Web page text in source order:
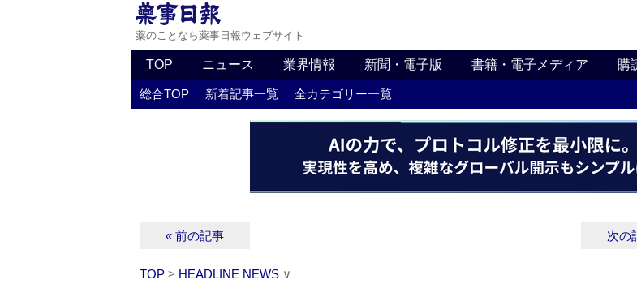
薬のことなら薬事日報ウェブサイト
TOP ニュース 業界情報 新聞・電子版 書籍・電子メディア 購
総合TOP 新着記事一覧 全カテゴリー一覧
« 前の記事 次の
TOP > HEADLINE NEWS ∨